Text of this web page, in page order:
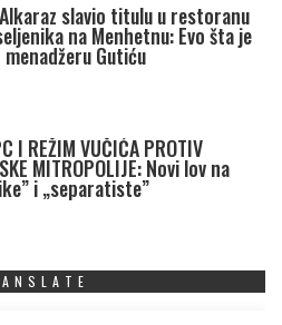
slavio titulu u restoranu
na Menhetnu: Evo šta je
menadžeru Gutiću
I REŽIM VUČIĆA PROTIV
MITROPOLIJE: Novi lov na
i „separatiste”